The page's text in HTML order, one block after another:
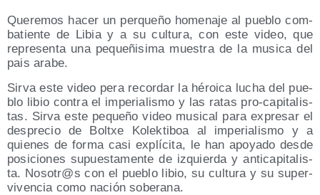
Que­re­mos hacer un per­que­ño home­na­je al pue­blo com­
ba­tien­te de Libia y a su cul­tu­ra, con este video, que
repre­sen­ta una peque­ñi­si­ma mues­tra de la musi­ca del
pais arabe.
Sir­va este video pera recor­dar la héroi­ca lucha del pue­
blo libio con­tra el impe­ria­lis­mo y las ratas pro-capi­ta­lis­
tas. Sir­va este peque­ño video musi­cal para expre­sar el
des­pre­cio de Boltxe Kolek­ti­boa al impe­ria­lis­mo y a
quie­nes de for­ma casi explí­ci­ta, le han apo­ya­do des­de
posi­cio­nes supues­ta­men­te de izquier­da y anti­ca­pi­ta­lis­
ta. Nosotr@s con el pue­blo libio, su cul­tu­ra y su super­
vi­ven­cia como nación soberana.